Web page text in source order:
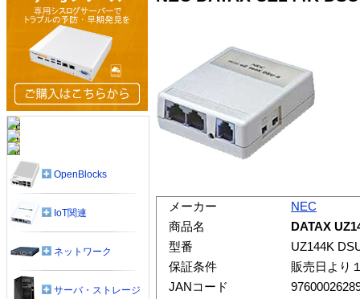
メーカー
NEC
商品名
DATAX
型番
UZ144K
保証条件
販売日より
JANコード
OpenBlocks
IoT関連
ネットワーク
サーバ・ストレージ